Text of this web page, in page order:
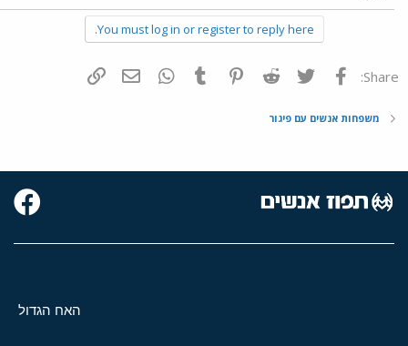
You must log in or register to reply here.
Share: פייסבוק Twitter
Reddit
Pinterest
Tumblr
WhatsAppדואר אלקטרוני
משפחות אנשים עם פיגור
האח הגדול